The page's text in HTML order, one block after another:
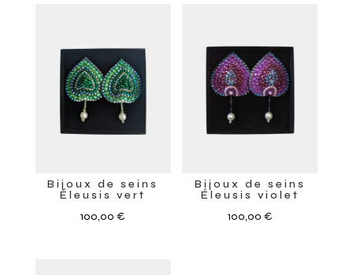
Bijoux de seins
Éleusis vert
100,00€
Bijoux de seins
Éleusis violet
100,00 €